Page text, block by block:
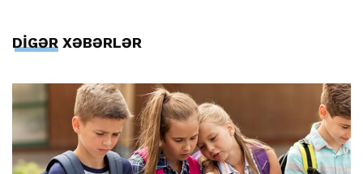
DİGƏR XƏBƏRLƏR